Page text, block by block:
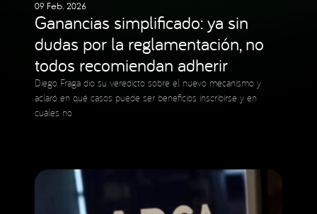
09 Feb. 2026
Ganancias simplificado: ya sin
dudas por la reglamentación, no
todos recomiendan adherir
Diego Fraga dio su veredicto sobre el nuevo mecanismo y
aclaró en qué casos puede ser beneficios inscribirse y en
cuáles no